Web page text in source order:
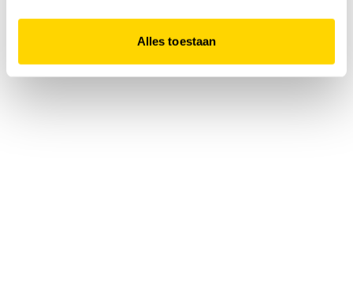
Alles toestaan